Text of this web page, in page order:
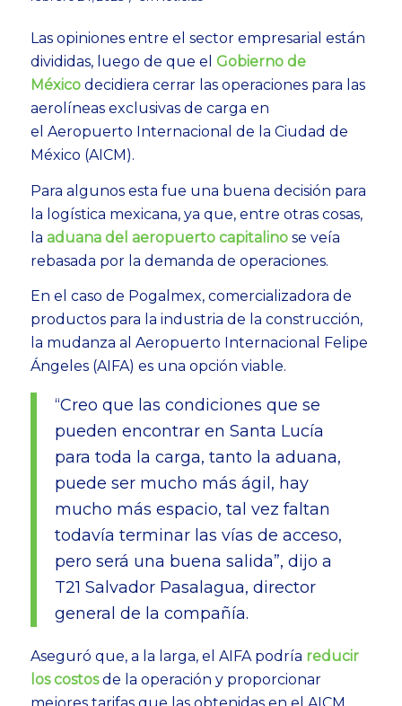
Las opiniones entre el sector empresarial están
divididas, luego de que el Gobierno de
Méxicodecidiera cerrar las operaciones para las
aerolíneas exclusivas de carga en
el Aeropuerto Internacional de la Ciudad de
México (AICM).
Para algunos esta fue una buena decisión para
la logística mexicana, ya que, entre otras cosas,
la aduana del aeropuerto capitalinose veía
rebasada por la demanda de operaciones.
En el caso de Pogalmex, comercializadora de
productos para la industria de la construcción,
la mudanza al Aeropuerto Internacional Felipe
Ángeles (AIFA) es una opción viable.
“Creo que las condiciones que se
pueden encontrar en Santa Lucía
para toda la carga, tanto la aduana,
puede ser mucho más ágil, hay
mucho más espacio, tal vez faltan
todavía terminar las vías de acceso,
pero será una buena salida”, dijo a
T21 Salvador Pasalagua, director
general de la compañía.
Aseguró que, a la larga, el AIFA podría reducir
los costosde la operación y proporcionar
mejores tarifas que las obtenidas en el AICM.